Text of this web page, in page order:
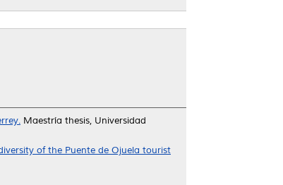
Maestría thesis, Universidad
of the Puente de Ojuela tourist